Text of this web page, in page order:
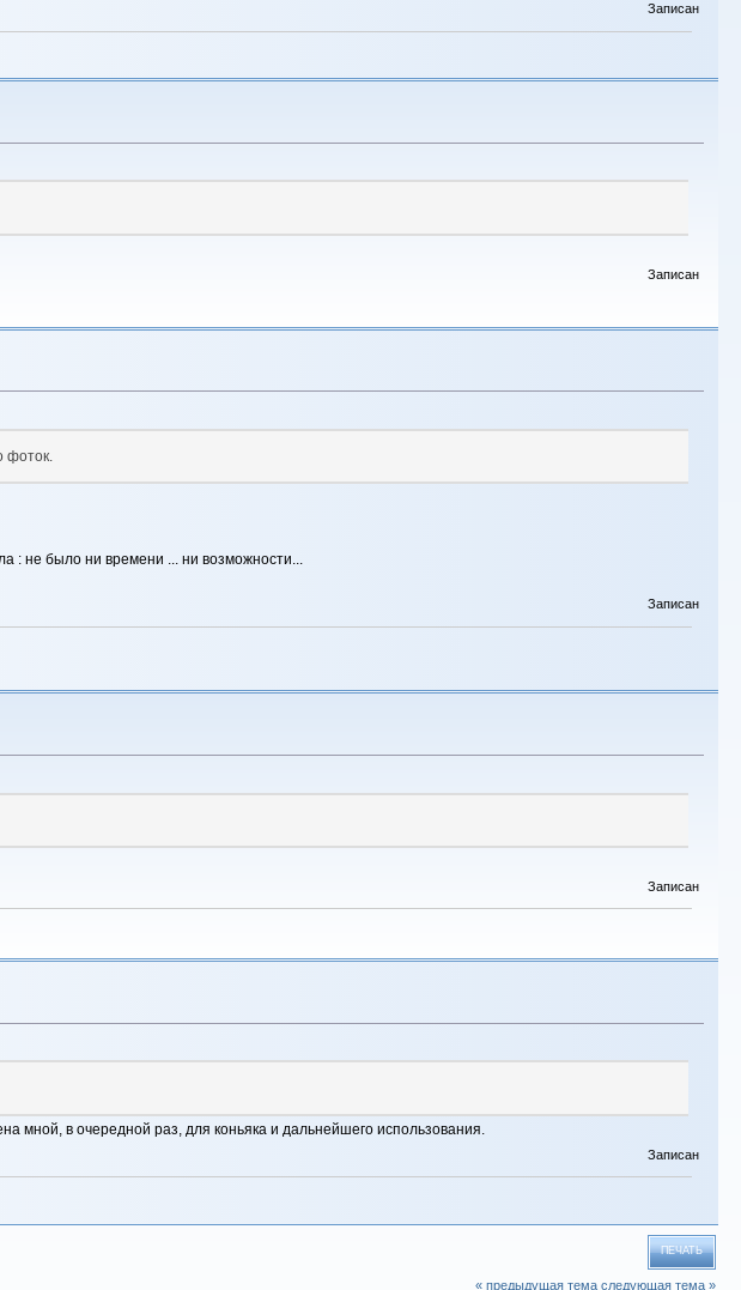
Записан
Записан
фоток.
: не было ни времени ... ни возможности...
Записан
Записан
мной, в очередной раз, для коньяка и дальнейшего использования.
Записан
ПЕЧАТЬ
« предыдущая тема следующая тема »